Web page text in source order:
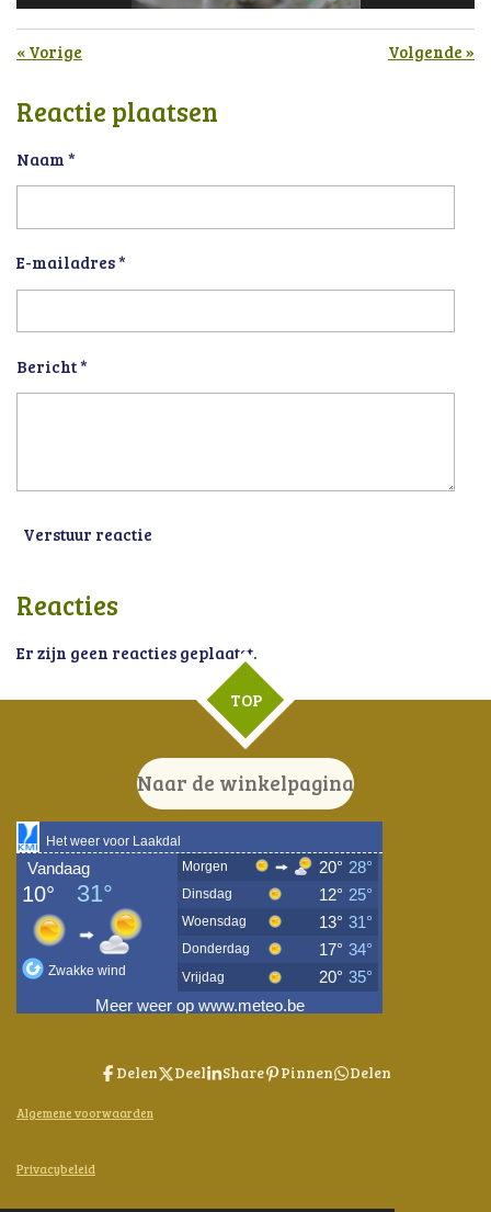
« Vorige Volgende »
Reactie plaatsen
Naam *
E-mailadres *
Bericht *
Verstuur reactie
Reacties
Er zijn geen reacties geplaatst.
TOP
Naar de winkelpagina
Delen Deel Share Pinnen Delen
Algemene voorwaarden
Privacybeleid